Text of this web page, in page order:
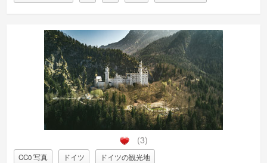
(3)
CC0 写真 ドイツ ドイツの観光地